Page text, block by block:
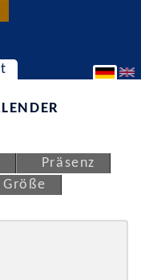
Präsenz
Größe